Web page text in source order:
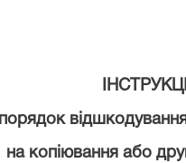
на копіювання або